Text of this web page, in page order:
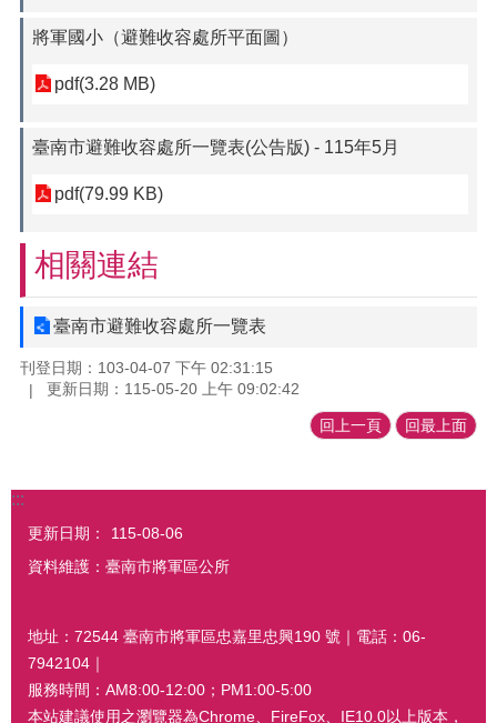
將軍國小（避難收容處所平面圖）
pdf(3.28 MB)
臺南市避難收容處所一覽表(公告版) - 115年5月
pdf(79.99 KB)
相關連結
臺南市避難收容處所一覽表
刊登日期：103-04-07 下午 02:31:15
更新日期：115-05-20 上午 09:02:42
回上一頁 回最上面
:::
更新日期：
115-08-06
資料維護：臺南市將軍區公所
地址：72544 臺南市將軍區忠嘉里忠興190 號｜電話：06-
7942104｜
服務時間：AM8:00-12:00；PM1:00-5:00
本站建議使用之瀏覽器為Chrome、FireFox、IE10.0以上版本，